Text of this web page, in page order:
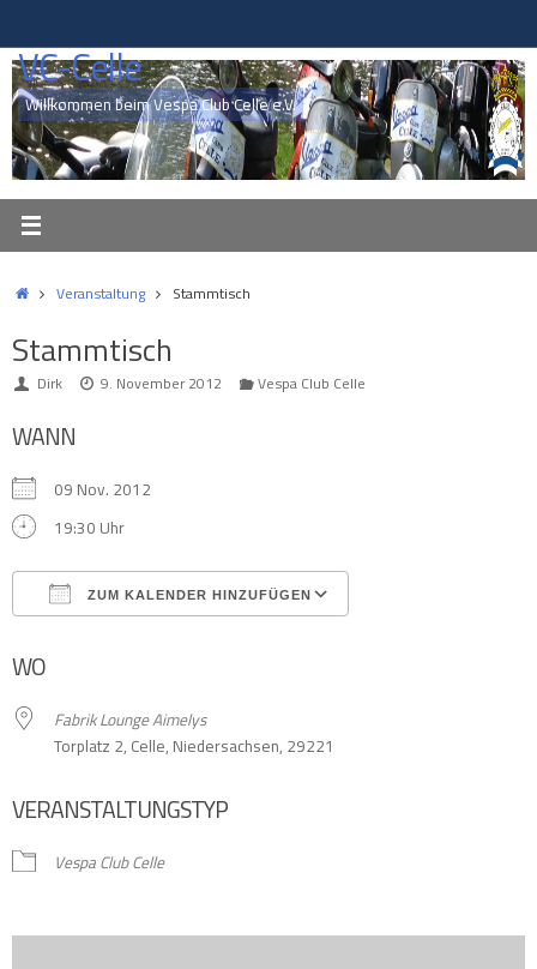
springen
VC-Celle
Willkommen beim Vespa Club Celle e.V.
StartVeranstaltung Stammtisch
Stammtisch
Dirk 9. November 2012 Vespa Club Celle
WANN
09 Nov. 2012
19:30 Uhr
ZUM KALENDER HINZUFÜGEN
WO
Fabrik Lounge Aimelys
Torplatz 2, Celle, Niedersachsen, 29221
VERANSTALTUNGSTYP
Vespa Club Celle